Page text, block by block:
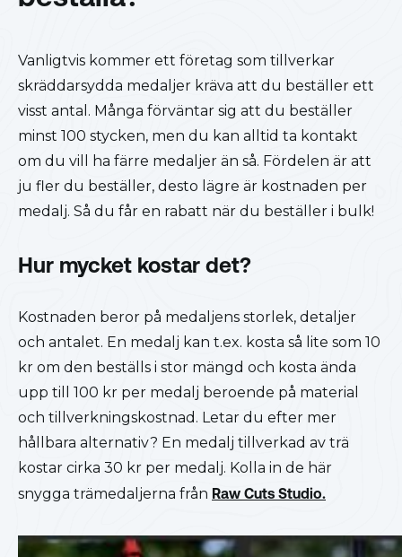
Vanligtvis kommer ett företag som tillverkar
skräddarsydda medaljer kräva att du beställer ett
visst antal. Många förväntar sig att du beställer
minst 100 stycken, men du kan alltid ta kontakt
om du vill ha färre medaljer än så. Fördelen är att
ju fler du beställer, desto lägre är kostnaden per
medalj. Så du får en rabatt när du beställer i bulk!
Hur mycket kostar det?
Kostnaden beror på medaljens storlek, detaljer
och antalet. En medalj kan t.ex. kosta så lite som 10
kr om den beställs i stor mängd och kosta ända
upp till 100 kr per medalj beroende på material
och tillverkningskostnad. Letar du efter mer
hållbara alternativ? En medalj tillverkad av trä
kostar cirka 30 kr per medalj. Kolla in de här
snygga trämedaljerna från Raw Cuts Studio.